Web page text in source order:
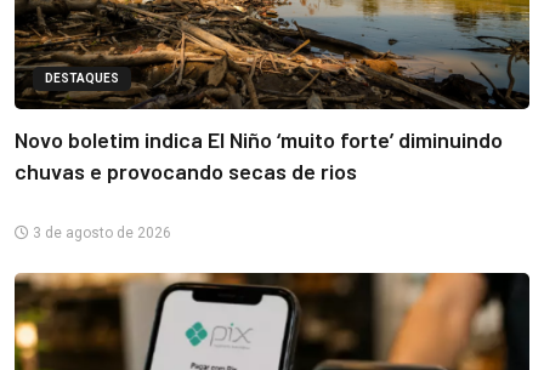
DESTAQUES
Novo boletim indica El Niño ‘muito forte’ diminuindo
chuvas e provocando secas de rios
3 de agosto de 2026